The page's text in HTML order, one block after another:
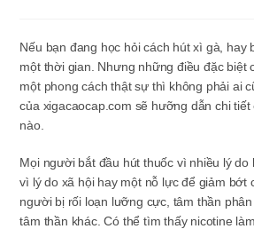
Nếu bạn đang học hỏi cách hút xì gà, hay
một thời gian. Nhưng những điều đặc biệt
một phong cách thật sự thì không phải ai
của xigacaocap.com sẽ hưỡng dẫn chi
nào.
Mọi người bắt đầu hút thuốc vì nhiều lý do
vì lý do xã hội hay một nỗ lực để giảm bớt
người bị rối loạn lưỡng cực, tâm thần
tâm thần khác. Có thể tìm thấy nicotine